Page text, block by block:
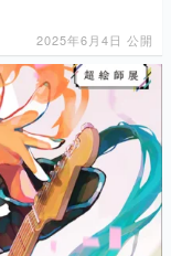
2025年6月4日 公開